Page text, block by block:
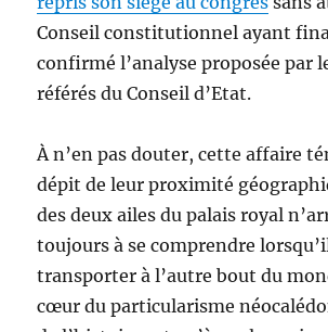
Conseil constitutionnel ayant
confirmé l’analyse proposée par
référés du Conseil d’Etat.
À n’en pas douter, cette affaire
dépit de leur proximité
des deux ailes du palais royal
toujours à se comprendre
transporter à l’autre bout du
cœur du particularisme